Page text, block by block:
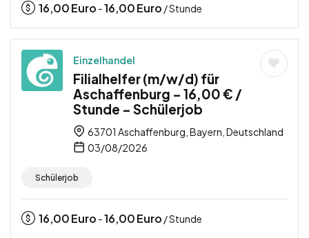
16,00Euro -16,00Euro / Stunde
Einzelhandel
Filialhelfer (m/w/d) für
Aschaffenburg – 16,00 € /
Stunde – Schülerjob
63701 Aschaffenburg, Bayern, Deutschland
03/08/2026
Schülerjob
16,00Euro -16,00Euro / Stunde